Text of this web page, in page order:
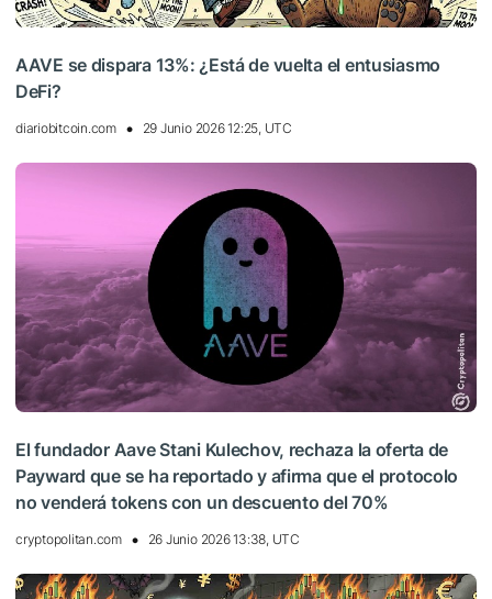
AAVE se dispara 13%: ¿Está de vuelta el entusiasmo
DeFi?
diariobitcoin.com 29 Junio 2026 12:25, UTC
El fundador Aave Stani Kulechov, rechaza la oferta de
Payward que se ha reportado y afirma que el protocolo
no venderá tokens con un descuento del 70%
cryptopolitan.com 26 Junio 2026 13:38, UTC